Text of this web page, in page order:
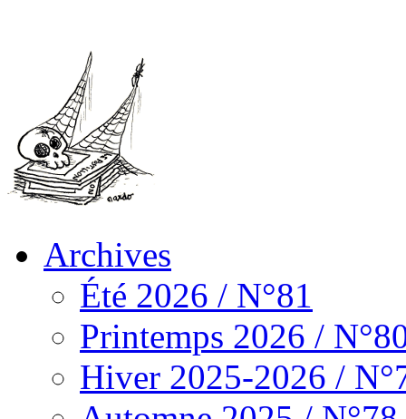
Archives
Été 2026 / N°81
Printemps 2026 /
Hiver 2025-2026 /